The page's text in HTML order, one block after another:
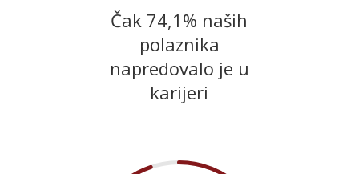
Čak 74,1% naših
polaznika
napredovalo je u
karijeri